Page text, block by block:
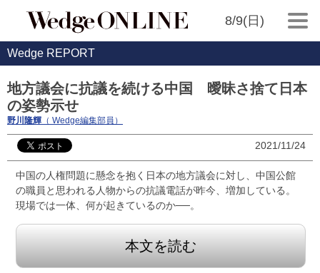
8/9(日)
Wedge REPORT
地方議会に抗議を続ける中国 曖昧さ捨て日本
の姿勢示せ
野川隆輝 （ Wedge編集部員）
2021/11/24
中国の人権問題に懸念を抱く日本の地方議会に対し、中国公館
の職員と思われる人物からの抗議電話が昨今、増加している。
現場では一体、何が起きているのか──。
本文を読む